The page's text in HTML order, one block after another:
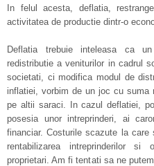
In felul acesta, deflatia,
activitatea de productie dintr-o
Deflatia trebuie inteleasa ca
redistributie a veniturilor in cadrul
societati, ci modifica modul de
inflatiei, vorbim de un joc cu
pe altii saraci. In cazul deflatiei,
posesia unor intreprinderi, ai
financiar. Costurile scazute la
rentabilizarea intreprinderilor
proprietari. Am fi tentati sa ne